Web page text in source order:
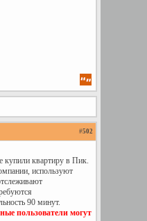
#502
купили квартиру в Пик.
используют
90 минут.
пользователи могут